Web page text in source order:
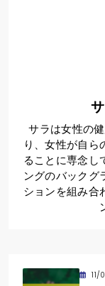
サラは女性の
り、女性が自ら
ることに専念し
ングのバックグ
ションを組み合